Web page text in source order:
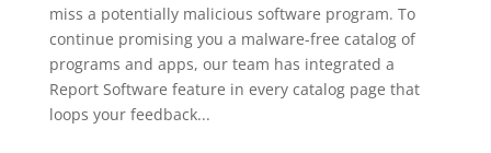
miss a potentially malicious software program. To
continue promising you a malware-free catalog of
programs and apps, our team has integrated a
Report Software feature in every catalog page that
loops your feedback...